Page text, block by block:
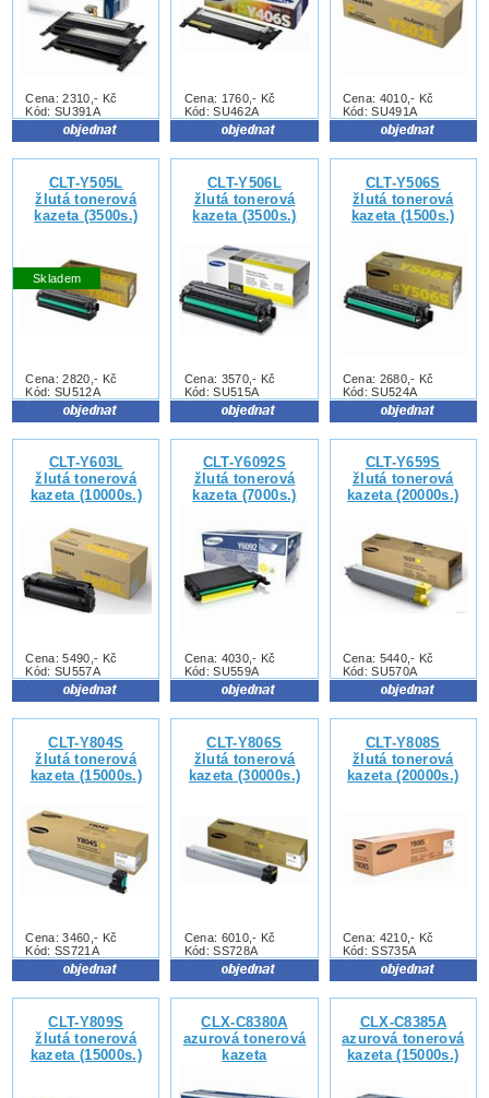
Cena: 2310,- Kč
Kód: SU391A
Cena: 1760,- Kč
Kód: SU462A
Cena: 4010,- Kč
Kód: SU491A
CLT-Y505L
žlutá tonerová
kazeta (3500s.)
Skladem
Cena: 2820,- Kč
Kód: SU512A
CLT-Y506L
žlutá tonerová
kazeta (3500s.)
Cena: 3570,- Kč
Kód: SU515A
CLT-Y506S
žlutá tonerová
kazeta (1500s.)
Cena: 2680,- Kč
Kód: SU524A
CLT-Y603L
žlutá tonerová
kazeta (10000s.)
Cena: 5490,- Kč
Kód: SU557A
CLT-Y6092S
žlutá tonerová
kazeta (7000s.)
Cena: 4030,- Kč
Kód: SU559A
CLT-Y659S
žlutá tonerová
kazeta (20000s.)
Cena: 5440,- Kč
Kód: SU570A
CLT-Y804S
žlutá tonerová
kazeta (15000s.)
Cena: 3460,- Kč
Kód: SS721A
CLT-Y806S
žlutá tonerová
kazeta (30000s.)
Cena: 6010,- Kč
Kód: SS728A
CLT-Y808S
žlutá tonerová
kazeta (20000s.)
Cena: 4210,- Kč
Kód: SS735A
CLT-Y809S
žlutá tonerová
kazeta (15000s.)
CLX-C8380A
azurová tonerová
kazeta
CLX-C8385A
azurová tonerová
kazeta (15000s.)